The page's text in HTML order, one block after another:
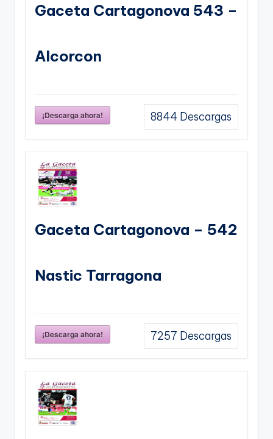
Gaceta Cartagonova 543 –
Alcorcon
¡Descarga ahora! 8844 Descargas
Gaceta Cartagonova – 542
Nastic Tarragona
¡Descarga ahora! 7257 Descargas